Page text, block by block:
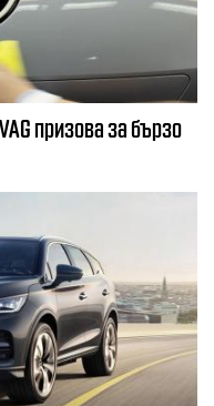
призова за бързо